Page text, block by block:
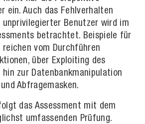
ein. Auch das Fehlverhalten
Benutzer wird im
betrachtet. Beispiele für
vom Durchführen
über Exploiting des
zur Datenbankmanipulation
Abfragemasken.
das Assessment mit dem
umfassenden Prüfung.